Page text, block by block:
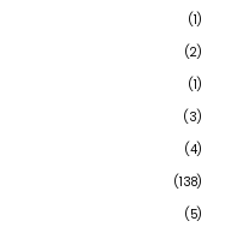
(1)
(2)
(1)
(3)
(4)
(138)
(5)